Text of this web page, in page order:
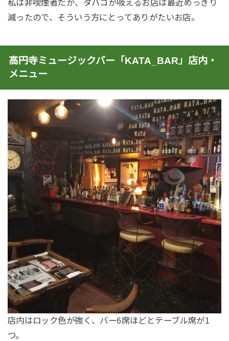
私は非喫煙者だが、タバコが吸えるお店は最近めっきり
減ったので、そういう方にとってありがたいお店。
高円寺ミュージックバー「KATA_BAR」店内・
メニュー
店内はロック色が強く、バー6席ほどとテーブル席が1
つ。